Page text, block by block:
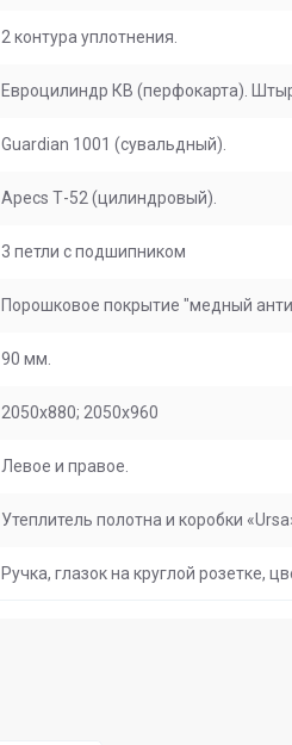
2 контура уплотнения.
Евроцилиндр КВ (перфокарта).
Guardian 1001 (сувальдный).
Apecs Т-52 (цилиндровый).
3 петли с подшипником
Порошковое покрытие "медный
90 мм.
2050х880; 2050х960
Левое и правое.
Утеплитель полотна и коробки
Ручка, глазок на круглой